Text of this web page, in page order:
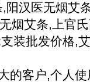
阳汉医无烟艾
烟艾条,上官
装批发价格,
的客户,个人